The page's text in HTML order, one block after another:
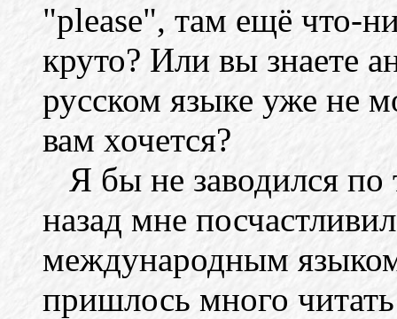
"please", там ещё что-
круто? Или вы знаете
русском языке уже не
вам хочется?
Я бы не заводился по
назад мне
международным
пришлось много